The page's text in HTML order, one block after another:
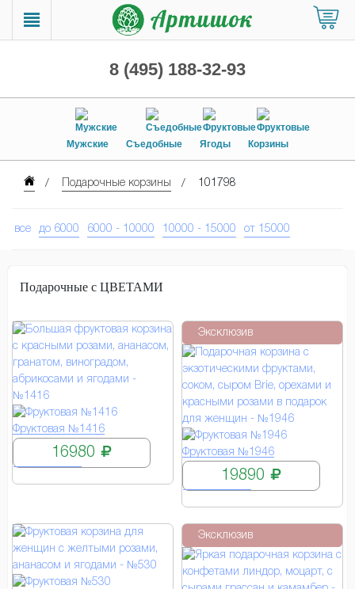
8 (495) 188-32-93
Мужские Съедобные Ягоды Корзины
Подарочные корзины 101798
все до 6000 6000 - 10000 10000 - 15000 от 15000
Подарочные с ЦВЕТАМИ
Фруктовая №1416
КУПИТЬ
16980
Эксклюзив
Фруктовая №1946
КУПИТЬ
19890
Эксклюзив